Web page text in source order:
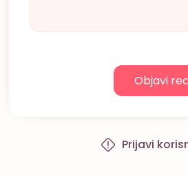
Objavi
Prijavi